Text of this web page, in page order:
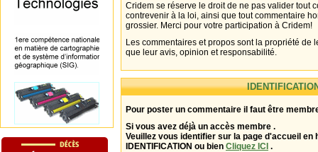
Cridem se réserve le droit de ne pas valider tout
contrevenir à la loi, ainsi que tout commentaire
grossier. Merci pour votre participation à Cridem!
Les commentaires et propos sont la propriété de
que leur avis, opinion et responsabilité.
Pour poster un commentaire il faut être
Si vous avez déjà un accès membre .
Veuillez vous identifier sur la page d'accueil en
IDENTIFICATION ou bien Cliquez ICI .